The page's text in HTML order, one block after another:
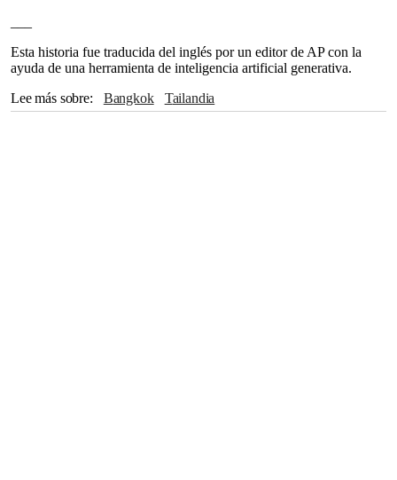
Esta historia fue traducida del inglés por un editor de AP con la
ayuda de una herramienta de inteligencia artificial generativa.
Lee más sobre
Bangkok Tailandia